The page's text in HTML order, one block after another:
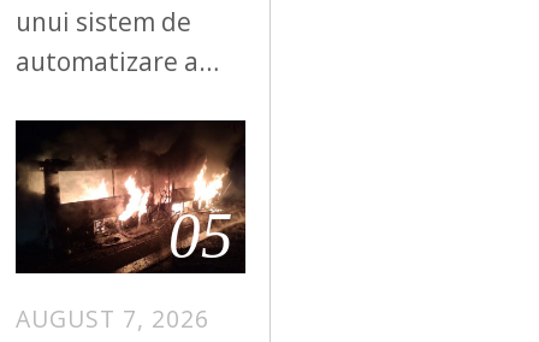
unui sistem de
automatizare a…
05
AUGUST 7, 2026